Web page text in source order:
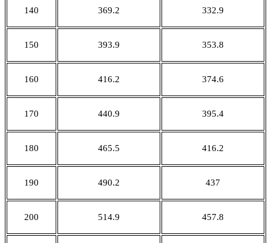
140 369.2 332.9
150 393.9 353.8
160 416.2 374.6
170 440.9 395.4
180 465.5 416.2
190 490.2 437
200 514.9 457.8